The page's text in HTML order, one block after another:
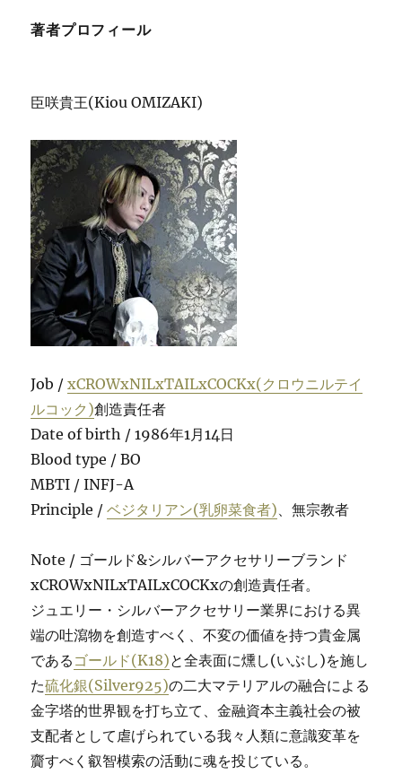
著者プロフィール
臣咲貴王(Kiou OMIZAKI)
Job /xCROWxNILxTAILxCOCKx(クロウニルテイ
ルコック)創造責任者
Date of birth / 1986年1月14日
Blood type / BO
MBTI / INFJ-A
Principle /ベジタリアン(乳卵菜食者)、無宗教者
Note / ゴールド&シルバーアクセサリーブランド
xCROWxNILxTAILxCOCKxの創造責任者。
ジュエリー・シルバーアクセサリー業界における異
端の吐瀉物を創造すべく、不変の価値を持つ貴金属
である ゴールド(K18)と全表面に燻し(いぶし)を施し
た硫化銀(Silver925)の二大マテリアルの融合による
金字塔的世界観を打ち立て、金融資本主義社会の被
支配者として虐げられている我々人類に意識変革を
齎すべく叡智模索の活動に魂を投じている。